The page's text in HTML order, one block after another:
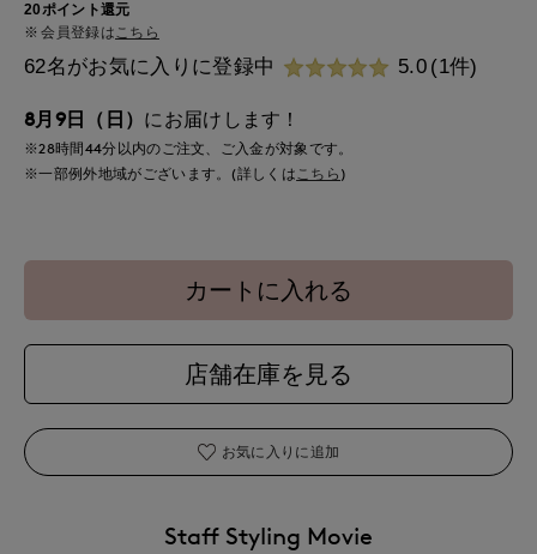
20ポイント還元
会員登録は こちら
62名がお気に入りに登録中 5.0 (1件)
8月9日（日） にお届けします！
※28時間44分以内のご注文、ご入金が対象です。
※一部例外地域がございます。(詳しくはこちら )
カートに入れる
店舗在庫を見る
お気に入りに追加
Staff Styling Movie